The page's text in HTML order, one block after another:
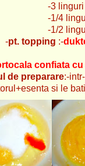
lapte
-pt. topping :-
confiata cu
de preparare:-
si le